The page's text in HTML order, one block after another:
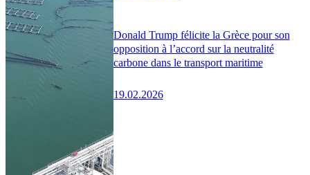
Donald Trump félicite la Grèce pour son
opposition à l’accord sur la neutralité
carbone dans le transport maritime
19.02.2026